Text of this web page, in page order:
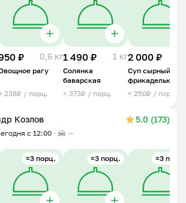
₽ 0,6 кг
рагу
238₽ / порц.
1 490 ₽ 1 кг
Солянка
баварская
≈ 373₽ / порц.
2 000 ₽
Суп сырный с
фрикадельками
≈ 250₽ / порц.
Козлов 5.0 (173)
с 12:00 —
≈3 порц. ≈3 порц. ≈3 порц.